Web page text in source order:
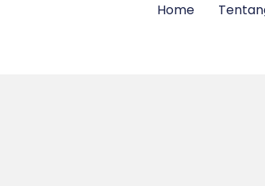
Home